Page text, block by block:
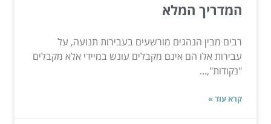
המדריך המלא
רבים מבין הנהגים מורשעים בעבירות תנועה, על
עבירות אלו הם אינם מקבלים עונש במיידי אלא מקבלים
"נקודות",...
קרא עוד »